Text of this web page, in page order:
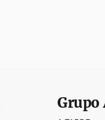
Grupo